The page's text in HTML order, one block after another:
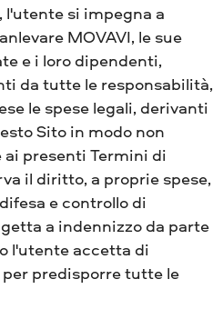
l'utente si impegna a
MOVAVI, le sue
e i loro dipendenti,
da tutte le responsabilità,
le spese legali, derivanti
Sito in modo non
presenti Termini di
il diritto, a proprie spese,
e controllo di
a indennizzo da parte
l'utente accetta di
per predisporre tutte le